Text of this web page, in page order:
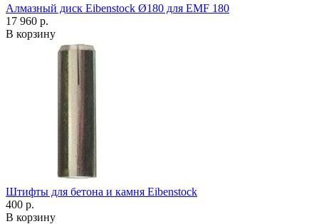
Алмазный диск Eibenstock Ø180 для EMF 180
17 960 р.
В корзину
Штифты для бетона и камня Eibenstock
400 р.
В корзину